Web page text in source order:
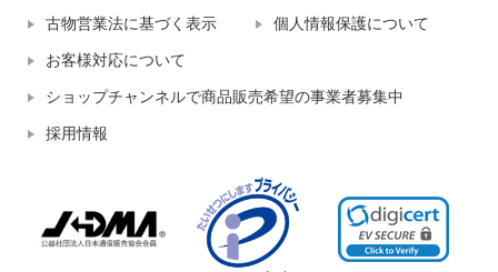
古物営業法に基づく表示 個人情報保護について
お客様対応について
ショップチャンネルで商品販売希望の事業者募集中
採用情報